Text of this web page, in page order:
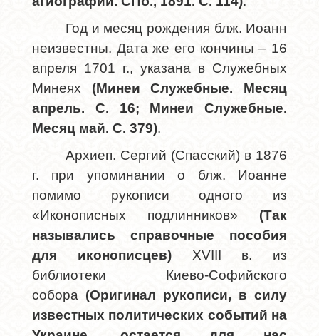
Год и месяц рождения блж. Иоанн
неизвестны. Дата же его кончины – 16
апреля 1701 г., указана в Служебных
Минеях (Минеи Служебные. Месяц
апрель. С. 16; Минеи Служебные.
Месяц май. С. 379).
Архиеп. Сергий (Спасский) в 1876
г. при упоминании о блж. Иоанне
помимо рукописи одного из
«Иконописных подлинников» (Так
назывались справочные пособия
для иконописцев)XVIII в. из
библиотеки Киево-Софийского
собора (Оригинал рукописи, в силу
известных политических событий на